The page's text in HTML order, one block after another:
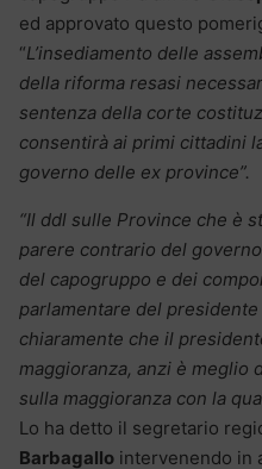
ed approvato questo
“L’insediamento delle
della riforma resasi
sentenza della corte
consentirà ai primi cittadini
governo delle ex province”.
“Il ddl sulle Province che è
parere contrario del
del capogruppo e dei
parlamentare del
chiaramente che il
maggioranza, anzi è meglio
sulla maggioranza con la
Lo ha detto il segretario
Barbagallo intervenendo in